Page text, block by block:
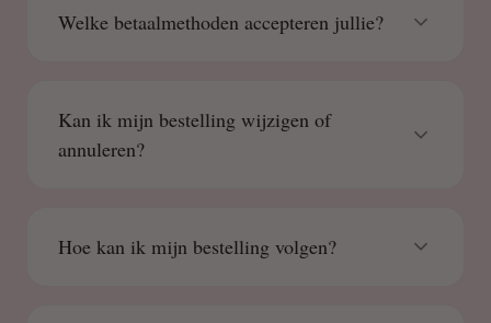
Welke betaalmethoden accepteren jullie?
Kan ik mijn bestelling wijzigen of
annuleren?
Hoe kan ik mijn bestelling volgen?